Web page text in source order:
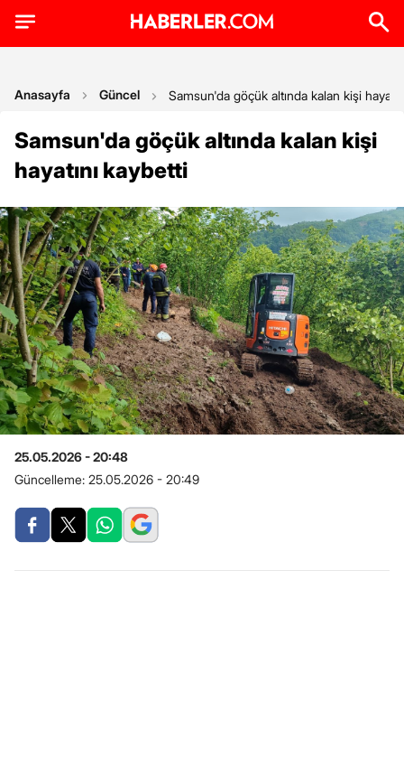
Anasayfa Güncel Samsun'da göçük altında kalan kişi
Samsun'da göçük altında kalan kişi
hayatını kaybetti
25.05.2026 - 20:48
Güncelleme: 25.05.2026 - 20:49